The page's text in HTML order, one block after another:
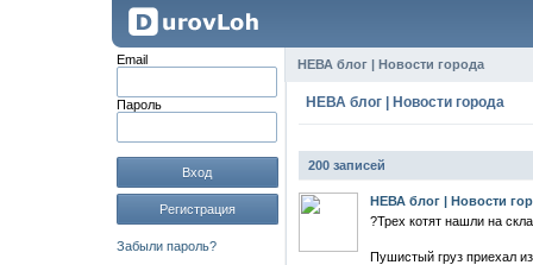
Email
Пароль
Вход
Регистрация
Забыли пароль?
НЕВА блог | Новости города
НЕВА блог | Новости города
200 записей
НЕВА блог | Новости
?Трех котят нашли на
Пушистый груз приехал